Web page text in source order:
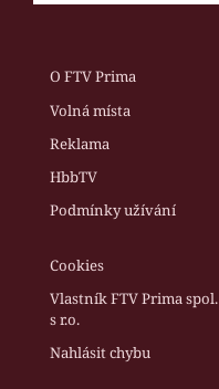
O FTV Prima
Volná místa
Reklama
HbbTV
Podmínky užívání
Cookies
Vlastník FTV Prima spol.
s r.o.
Nahlásit chybu